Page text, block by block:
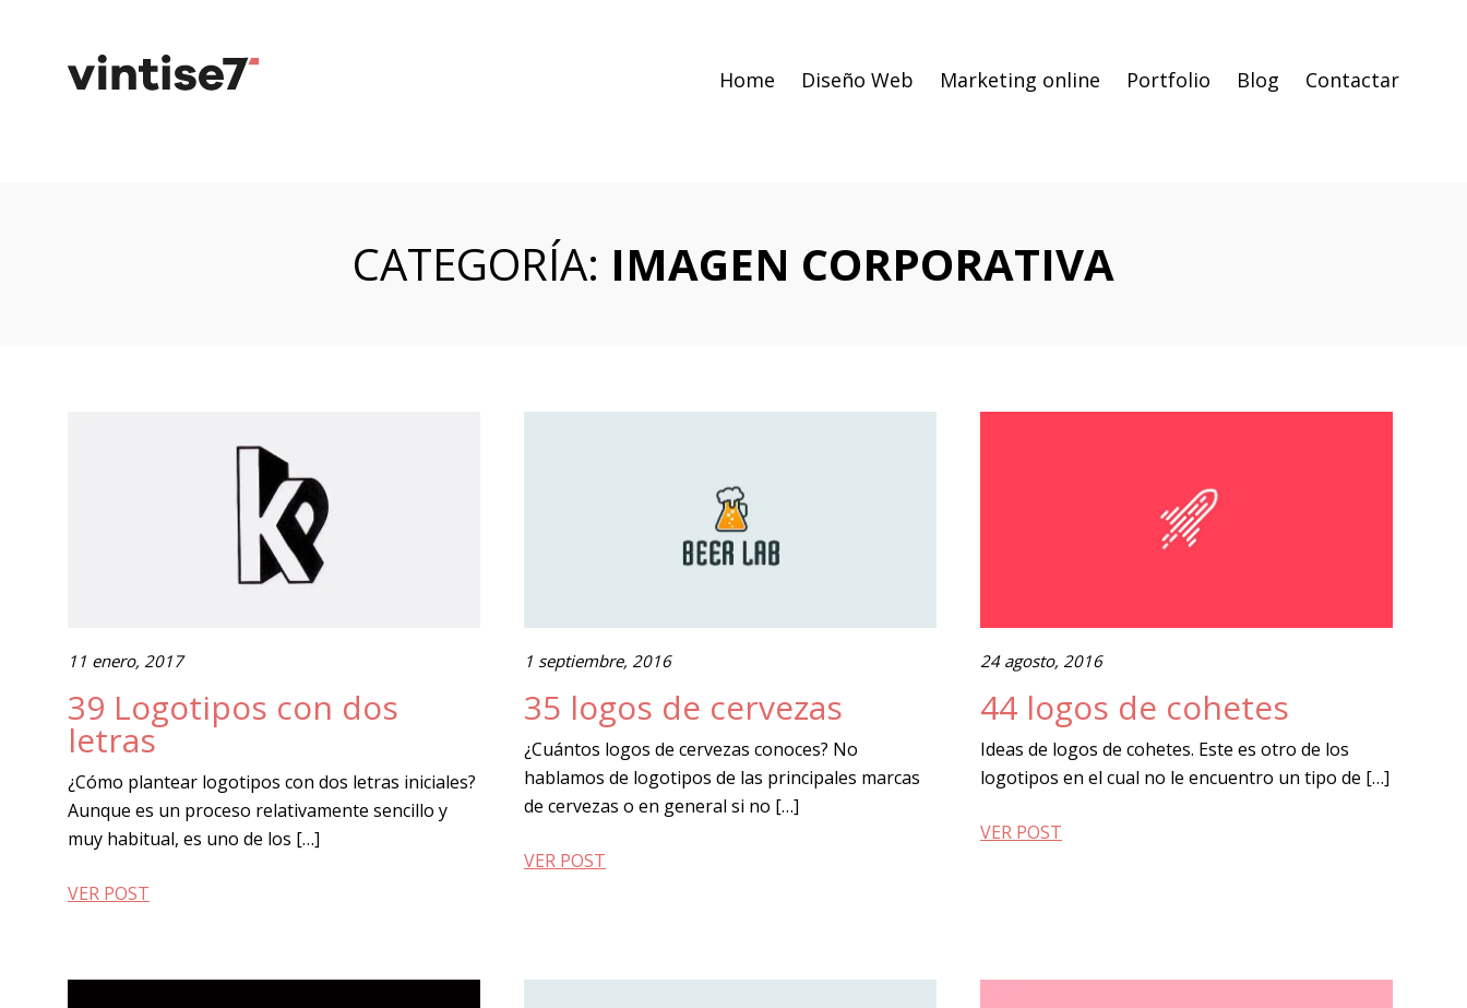
Home Diseño Web Marketing online Portfolio Blog Contactar
CATEGORÍA: IMAGEN CORPORATIVA
11 enero, 2017
39 Logotipos con dos
letras
¿Cómo plantear logotipos con dos letras iniciales?
Aunque es un proceso relativamente sencillo y
muy habitual, es uno de los […]
VER POST
1 septiembre, 2016
35 logos de cervezas
¿Cuántos logos de cervezas conoces? No
hablamos de logotipos de las principales marcas
de cervezas o en general si no […]
VER POST
24 agosto, 2016
44 logos de cohetes
Ideas de logos de cohetes. Este es otro de los
logotipos en el cual no le encuentro un tipo de […]
VER POST